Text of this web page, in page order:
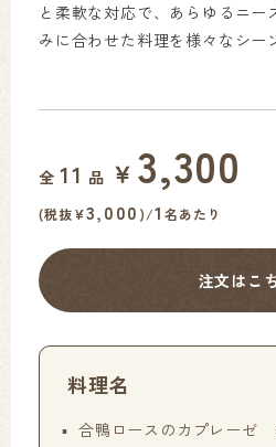
と柔軟な対応で、あらゆるニ
みに合わせた料理を様々なシー
全 11 品 ￥ 3,300
(税抜¥3,000 )/1 名あたり
注文はこ
料理名
合鴨ロースのカプレーゼ